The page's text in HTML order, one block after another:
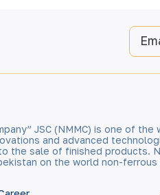
JSC (NMMC) is one of
and advanced
the sale of finished products.
on the world non-ferrous